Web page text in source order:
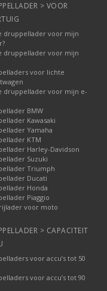
groep Power
, het stevige merk
aan producten in
Mastervolt en de
is BEP Marine
en services
van BEP
van de volgende
voorCZone
> VOOR
druppellader voor mijn
druppellader voor mijn
voor lichte
druppellader voor mijn e-
BMW
Kawasaki
Yamaha
KTM
Harley-Davidson
Suzuki
Triumph
Ducati
Honda
Piaggio
voor moto
> CAPACITEIT
voor accu’s tot 50
voor accu’s tot 90